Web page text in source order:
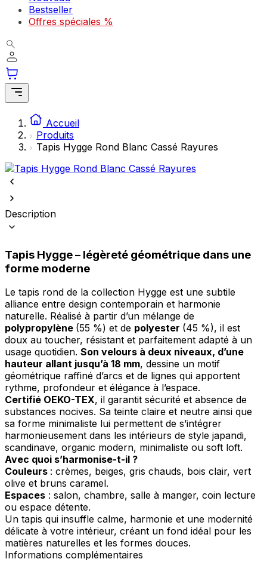
Bestseller
Offres spéciales %
Accueil
Produits
Tapis Hygge Rond Blanc Cassé Rayures
Description
Tapis Hygge – légèreté géométrique dans une
forme moderne
Le tapis rond de la collection Hygge est une subtile
alliance entre design contemporain et harmonie
naturelle. Réalisé à partir d’un mélange de
polypropylène (55 %) et de polyester (45 %), il est
doux au toucher, résistant et parfaitement adapté à un
usage quotidien. Son velours à deux niveaux, d’une
hauteur allant jusqu’à 18 mm, dessine un motif
géométrique raffiné d’arcs et de lignes qui apportent
rythme, profondeur et élégance à l’espace.
Certifié OEKO-TEX, il garantit sécurité et absence de
substances nocives. Sa teinte claire et neutre ainsi que
sa forme minimaliste lui permettent de s’intégrer
harmonieusement dans les intérieurs de style japandi,
scandinave, organic modern, minimaliste ou soft loft.
Avec quoi s’harmonise-t-il ?
Couleurs : crèmes, beiges, gris chauds, bois clair, vert
olive et bruns caramel.
Espaces : salon, chambre, salle à manger, coin lecture
ou espace détente.
Un tapis qui insuffle calme, harmonie et une modernité
délicate à votre intérieur, créant un fond idéal pour les
matières naturelles et les formes douces.
Informations complémentaires
comme votre langue préférée ou la région dans laquelle vous vous
trouvez.
Les cookies statistiques aident les propriétaires de sites web à
comprendre comment les visiteurs interagissent avec les sites en
collectant et en rapportant des informations de manière anonyme.
Marketing
Les cookies marketing sont utilisés pour suivre les utilisateurs sur les
sites web. Le but est d'afficher des publicités qui sont pertinentes et
précieuses pour les éditeurs et les annonceurs tiers.
Les cookies non classés sont des cookies qui sont en processus de
classification, en collaboration avec les fournisseurs de cookies
Enregistrer mes préférences
Accepter tout